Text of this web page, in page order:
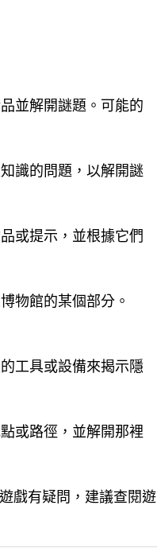
並解開謎題。可能的
識的問題，以解開謎
或提示，並根據它們
物館的某個部分。
工具或設備來揭示隱
或路徑，並解開那裡
戲有疑問，建議查閱遊